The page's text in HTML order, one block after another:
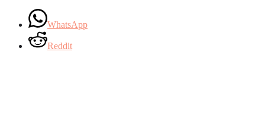
WhatsApp
Reddit